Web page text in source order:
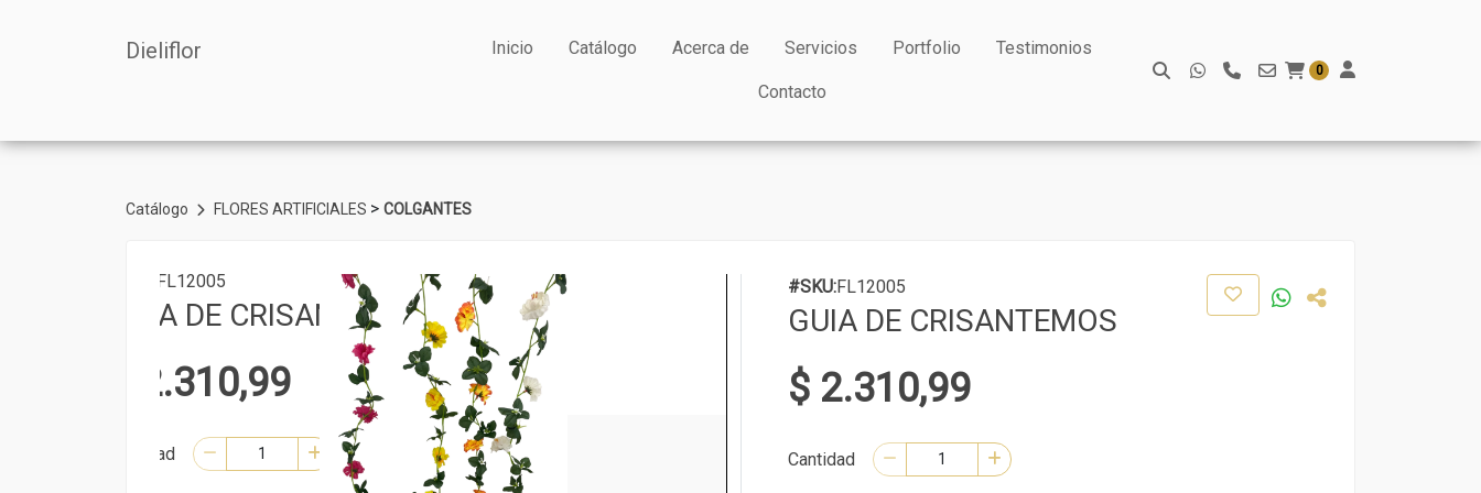
Dieliflor Inicio Catálogo Acerca de Servicios Portfolio Testimonios
Contacto
0
Catálogo FLORES ARTIFICIALES > COLGANTES
#SKU:FL12005
GUIA DE CRISANTEMOS
$ 2.310,99
Cantidad